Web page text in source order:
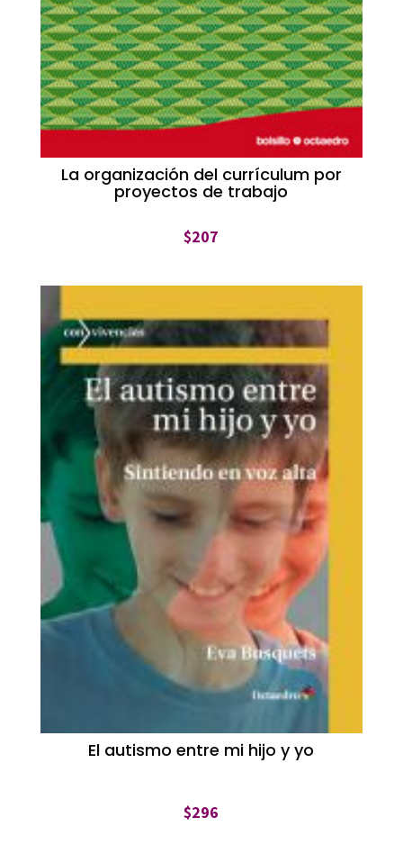
La organización del currículum por
proyectos de trabajo
$207
El autismo entre mi hijo y yo
$296